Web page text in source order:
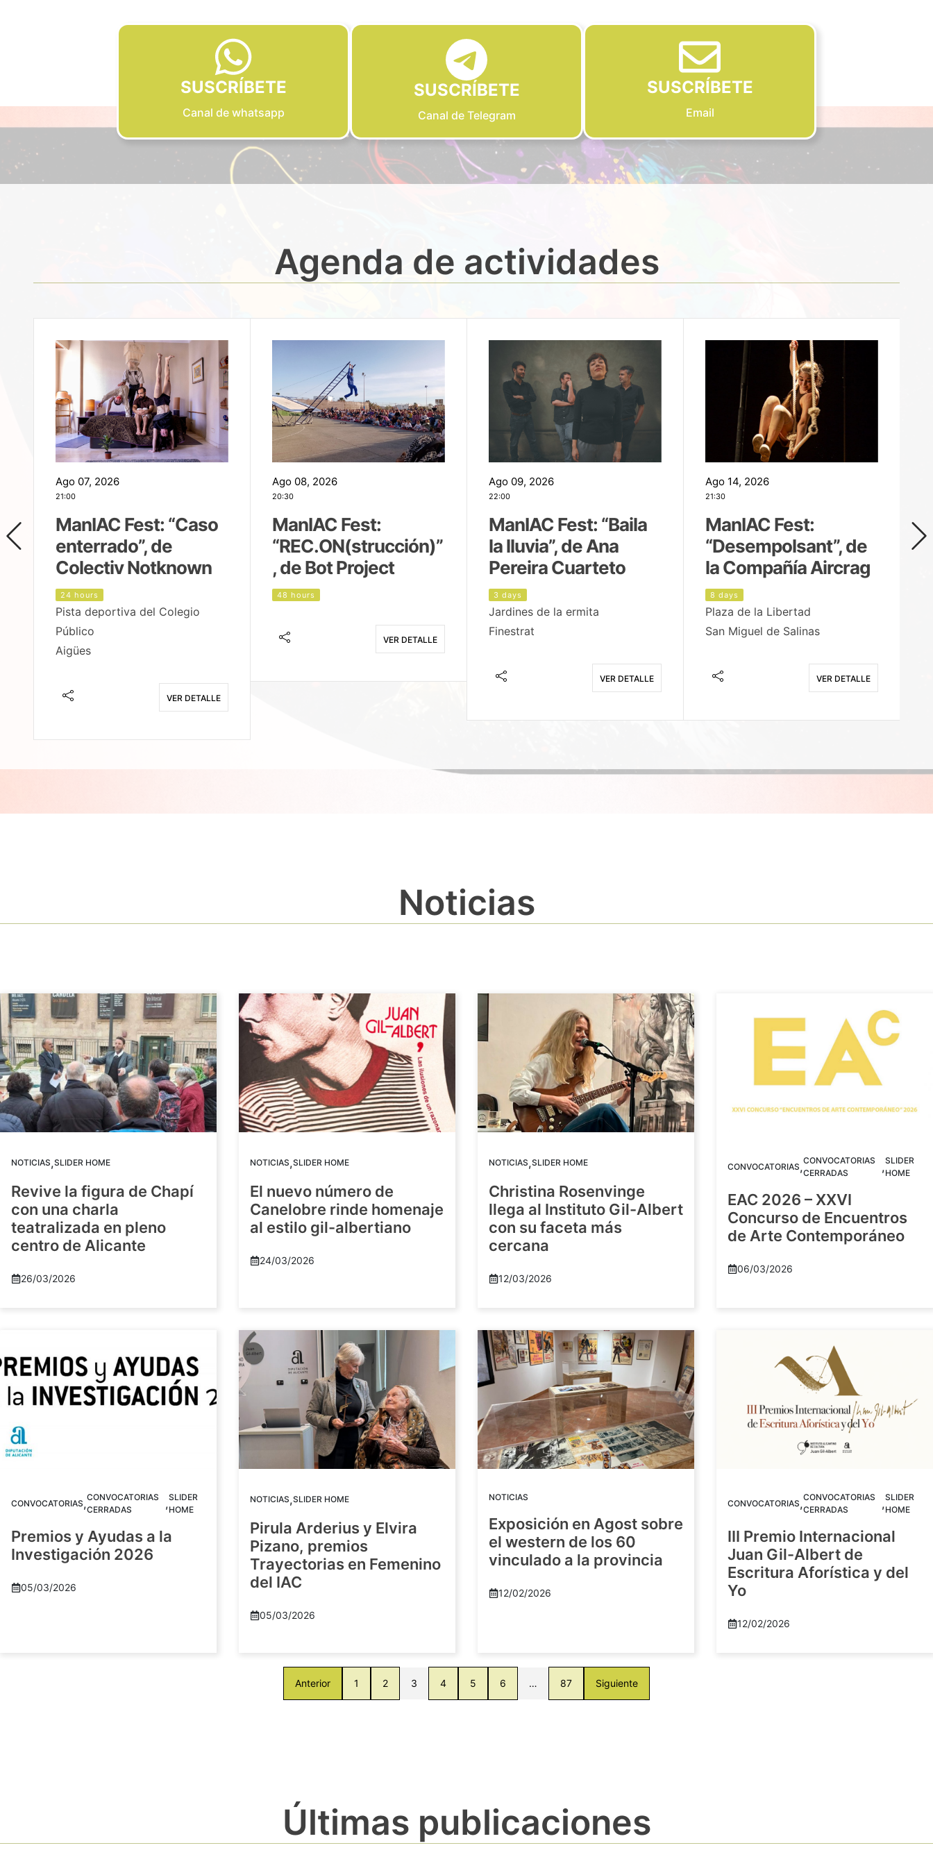
SUSCRÍBETE
Canal de whatsapp
SUSCRÍBETE
Canal de Telegram
SUSCRÍBETE
Email
Agenda de actividades
Ago 07, 2026
21:00
ManIAC Fest: “Caso
enterrado”, de
Colectiv Notknown
24 hours
Pista deportiva del Colegio
Público
Aigües
VER DETALLE
Ago 08, 2026
20:30
ManIAC Fest:
“REC.ON(strucción)”
, de Bot Project
48 hours
VER DETALLE
Ago 09, 2026
22:00
ManIAC Fest: “Baila
la lluvia”, de Ana
Pereira Cuarteto
3 days
Jardines de la ermita
Finestrat
VER DETALLE
Ago 14, 2026
21:30
ManIAC Fest:
“Desempolsant”, de
la Compañía Aircrag
8 days
Plaza de la Libertad
San Miguel de Salinas
VER DETALLE
Noticias
NOTICIAS,SLIDER HOME
Revive la figura de Chapí
con una charla
teatralizada en pleno
centro de Alicante
26/03/2026
NOTICIAS,SLIDER HOME
El nuevo número de
Canelobre rinde homenaje
al estilo gil-albertiano
24/03/2026
NOTICIAS,SLIDER HOME
Christina Rosenvinge
llega al Instituto Gil-Albert
con su faceta más
cercana
12/03/2026
CONVOCATORIAS,CONVOCATORIAS
CERRADAS
,SLIDER
HOME
EAC 2026 – XXVI
Concurso de Encuentros
de Arte Contemporáneo
06/03/2026
CONVOCATORIAS,CONVOCATORIAS
CERRADAS
,SLIDER
HOME
Premios y Ayudas a la
Investigación 2026
05/03/2026
NOTICIAS,SLIDER HOME
Pirula Arderius y Elvira
Pizano, premios
Trayectorias en Femenino
del IAC
05/03/2026
NOTICIAS
Exposición en Agost sobre
el western de los 60
vinculado a la provincia
12/02/2026
CONVOCATORIAS,CONVOCATORIAS
CERRADAS
,SLIDER
HOME
III Premio Internacional
Juan Gil-Albert de
Escritura Aforística y del
Yo
12/02/2026
Anterior 1 2 3 4 5 6 … 87 Siguiente
Últimas publicaciones